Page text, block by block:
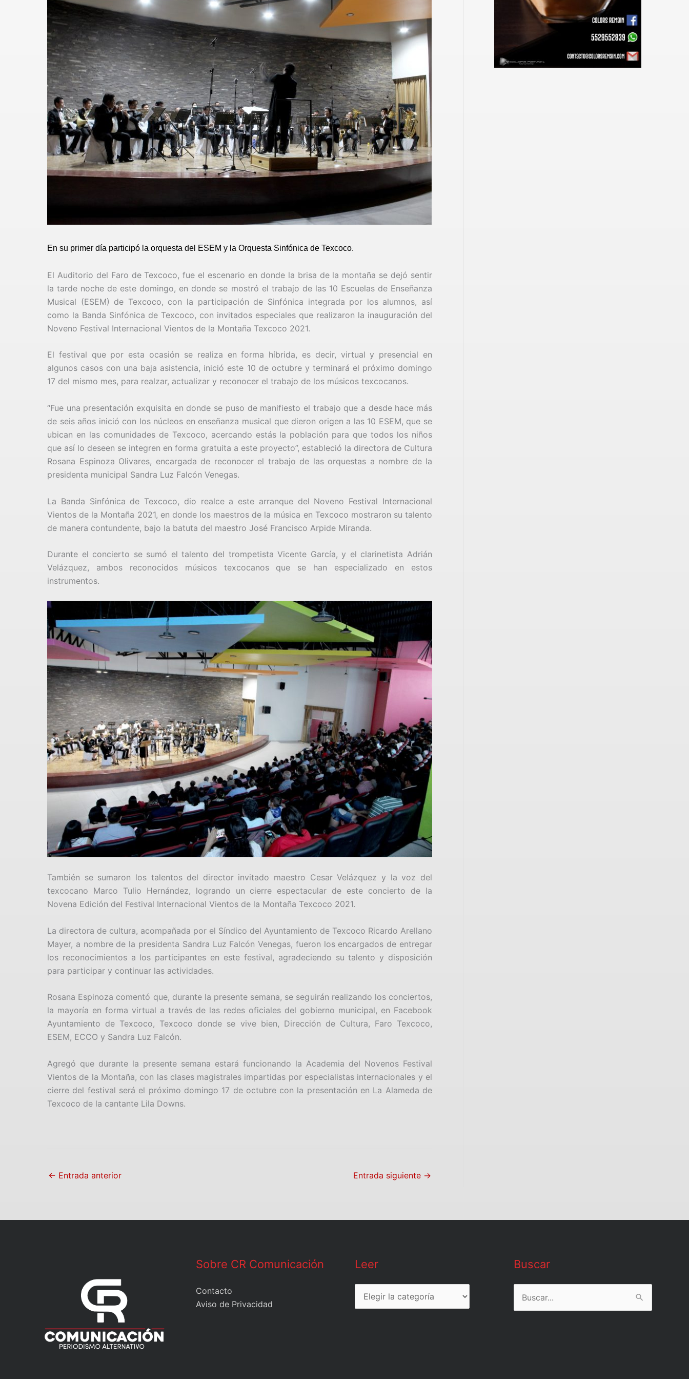
En su primer día participó la orquesta del ESEM y la Orquesta Sinfónica de Texcoco.
El Auditorio del Faro de Texcoco, fue el escenario en donde la brisa de la montaña se dejó sentir
la tarde noche de este domingo, en donde se mostró el trabajo de las 10 Escuelas de Enseñanza
Musical (ESEM) de Texcoco, con la participación de Sinfónica integrada por los alumnos, así
como la Banda Sinfónica de Texcoco, con invitados especiales que realizaron la inauguración del
Noveno Festival Internacional Vientos de la Montaña Texcoco 2021.
El festival que por esta ocasión se realiza en forma híbrida, es decir, virtual y presencial en
algunos casos con una baja asistencia, inició este 10 de octubre y terminará el próximo domingo
17 del mismo mes, para realzar, actualizar y reconocer el trabajo de los músicos texcocanos.
“Fue una presentación exquisita en donde se puso de manifiesto el trabajo que a desde hace más
de seis años inició con los núcleos en enseñanza musical que dieron origen a las 10 ESEM, que se
ubican en las comunidades de Texcoco, acercando estás la población para que todos los niños
que así lo deseen se integren en forma gratuita a este proyecto”, estableció la directora de Cultura
Rosana Espinoza Olivares, encargada de reconocer el trabajo de las orquestas a nombre de la
presidenta municipal Sandra Luz Falcón Venegas.
La Banda Sinfónica de Texcoco, dio realce a este arranque del Noveno Festival Internacional
Vientos de la Montaña 2021, en donde los maestros de la música en Texcoco mostraron su talento
de manera contundente, bajo la batuta del maestro José Francisco Arpide Miranda.
Durante el concierto se sumó el talento del trompetista Vicente García, y el clarinetista Adrián
Velázquez, ambos reconocidos músicos texcocanos que se han especializado en estos
instrumentos.
También se sumaron los talentos del director invitado maestro Cesar Velázquez y la voz del
texcocano Marco Tulio Hernández, logrando un cierre espectacular de este concierto de la
Novena Edición del Festival Internacional Vientos de la Montaña Texcoco 2021.
La directora de cultura, acompañada por el Síndico del Ayuntamiento de Texcoco Ricardo Arellano
Mayer, a nombre de la presidenta Sandra Luz Falcón Venegas, fueron los encargados de entregar
los reconocimientos a los participantes en este festival, agradeciendo su talento y disposición
para participar y continuar las actividades.
Rosana Espinoza comentó que, durante la presente semana, se seguirán realizando los conciertos,
la mayoría en forma virtual a través de las redes oficiales del gobierno municipal, en Facebook
Ayuntamiento de Texcoco, Texcoco donde se vive bien, Dirección de Cultura, Faro Texcoco,
ESEM, ECCO y Sandra Luz Falcón.
Agregó que durante la presente semana estará funcionando la Academia del Novenos Festival
Vientos de la Montaña, con las clases magistrales impartidas por especialistas internacionales y el
cierre del festival será el próximo domingo 17 de octubre con la presentación en La Alameda de
Texcoco de la cantante Lila Downs.
← Entrada anterior Entrada siguiente →
Sobre CR Comunicación
Contacto
Aviso de Privacidad
Leer
Leer Buscar
Buscar
por: